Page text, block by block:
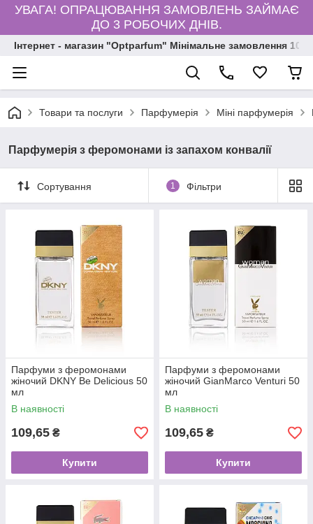
УВАГА! ОПРАЦЮВАННЯ ЗАМОВЛЕНЬ ЗАЙМАЄ
ДО 3 РОБОЧИХ ДНІВ.
Інтернет - магазин "Optparfum" Мінімальне замовлення
Товари та послуги Парфумерія Міні парфумерія
Парфумерія з феромонами із запахом конвалії
Сортування 1 Фільтри
Парфуми з феромонами
жіночий DKNY Be Delicious 50
мл
В наявності
109,65 ₴
Купити
Парфуми з феромонами
жіночий GianMarco Venturi 50
мл
В наявності
109,65 ₴
Купити